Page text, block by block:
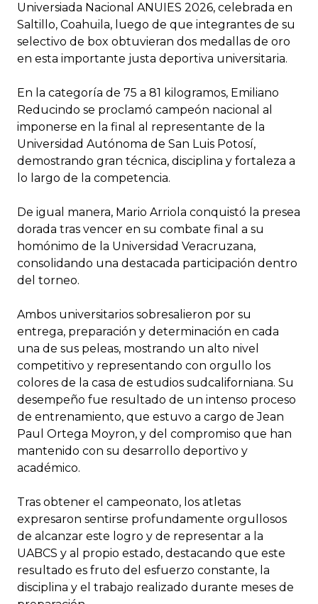
Universiada Nacional ANUIES 2026, celebrada en
Saltillo, Coahuila, luego de que integrantes de su
selectivo de box obtuvieran dos medallas de oro
en esta importante justa deportiva universitaria.
En la categoría de 75 a 81 kilogramos, Emiliano
Reducindo se proclamó campeón nacional al
imponerse en la final al representante de la
Universidad Autónoma de San Luis Potosí,
demostrando gran técnica, disciplina y fortaleza a
lo largo de la competencia.
De igual manera, Mario Arriola conquistó la presea
dorada tras vencer en su combate final a su
homónimo de la Universidad Veracruzana,
consolidando una destacada participación dentro
del torneo.
Ambos universitarios sobresalieron por su
entrega, preparación y determinación en cada
una de sus peleas, mostrando un alto nivel
competitivo y representando con orgullo los
colores de la casa de estudios sudcaliforniana. Su
desempeño fue resultado de un intenso proceso
de entrenamiento, que estuvo a cargo de Jean
Paul Ortega Moyron, y del compromiso que han
mantenido con su desarrollo deportivo y
académico.
Tras obtener el campeonato, los atletas
expresaron sentirse profundamente orgullosos
de alcanzar este logro y de representar a la
UABCS y al propio estado, destacando que este
resultado es fruto del esfuerzo constante, la
disciplina y el trabajo realizado durante meses de